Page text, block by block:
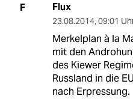
F Flux
23.08.2014, 09:01
Merkelplan à la
mit den
des Kiewer
Russland in die
nach Erpressung.